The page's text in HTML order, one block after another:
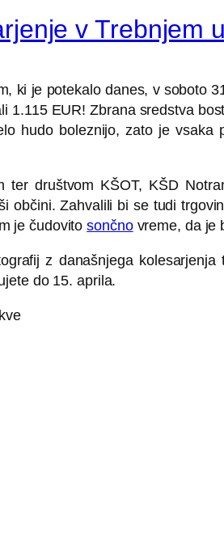
v Trebnjem
ki je potekalo danes, v soboto
1.115 EUR! Zbrana sredstva
hudo boleznijo, zato je
ter društvom KŠOT, KŠD
občini. Zahvalili bi se tudi
je čudovitosončnovreme, da je
z današnjega
do 15. aprila.